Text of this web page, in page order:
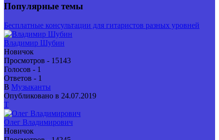
Популярные темы
Бесплатные консультации для гитаристов разных уровней
Владимир Шубин
Новичок
Просмотров - 15143
Голосов - 1
Ответов - 1
В Музыканты
Опубликовано в 24.07.2019
Т
Олег Владимирович
Новичок